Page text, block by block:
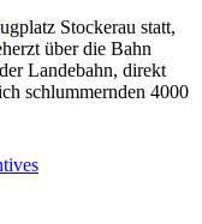
Stockerau statt,
über die Bahn
Landebahn, direkt
schlummernden 4000